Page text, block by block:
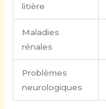
litière
Maladies
rénales
Problèmes
neurologiques